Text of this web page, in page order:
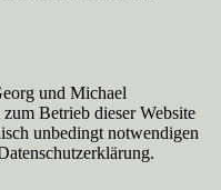
und Michael
Betrieb dieser Website
unbedingt notwendigen